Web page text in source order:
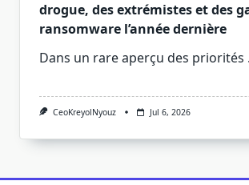
drogue, des extrémistes et des
ransomware l’année dernière
Dans un rare aperçu des priorités
CeoKreyolNyouz Jul 6, 2026